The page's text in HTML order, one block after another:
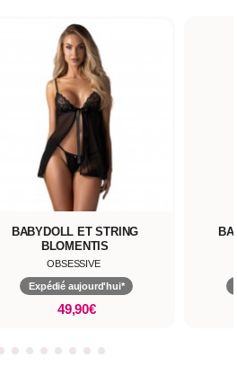
BABYDOLL ET STRING
BLOMENTIS
OBSESSIVE
Expédié aujourd'hui*
49,90€